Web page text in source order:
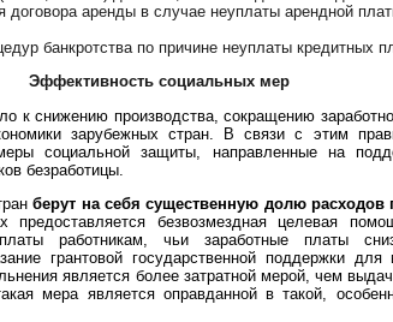
аренды в случае неуплаты арендной
банкротства по причине неуплаты кредитных
Эффективность социальных мер
к снижению производства, сокращению
зарубежных стран. В связи с этим
социальной защиты, направленные на
безработицы.
берут на себя существенную долю расходов
предоставляется безвозмездная целевая
работникам, чьи заработные платы
грантовой государственной поддержки
является более затратной мерой, чем
мера является оправданной в такой,